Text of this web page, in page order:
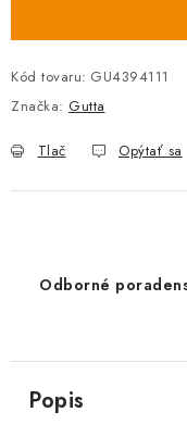
Kód tovaru: GU4394111
Značka: Gutta
Tlač Opýtať sa
Odborné
Popis